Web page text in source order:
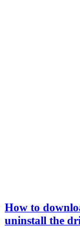
How to
uninstall the